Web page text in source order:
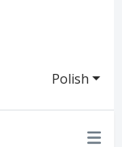
Polish